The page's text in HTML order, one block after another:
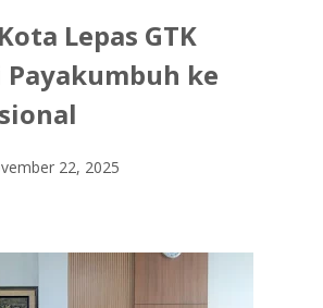
Lepas GTK
ke
22, 2025